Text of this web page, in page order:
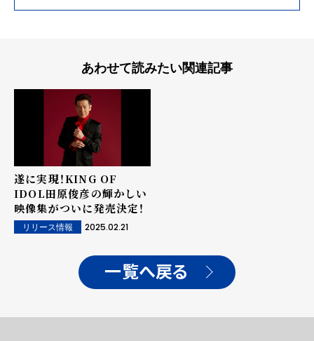
あわせて読みたい関連記事
遂に実現！KING OF
IDOL田原俊彦の輝かしい
映像集がついに発売決定！
リリース情報 2025.02.21
一覧へ戻る